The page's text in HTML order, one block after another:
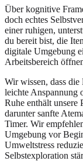
Über kognitive
doch echtes
einer ruhigen,
du bereit bist, die
digitale Umgebung
Arbeitsbereich
Wir wissen, dass die
leichte Anspannung
Ruhe enthält unsere
darunter sanfte
Timer. Wir
Umgebung vor
Umweltstress
Selbstexploration